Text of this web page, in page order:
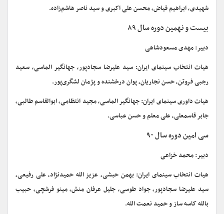
شهیدی، ابراهیم فیاض، محسن علی اکبری و سید ناصر هاشم‌زاده.
بیست و نهمین دوره سال ۸۹
دبیر: مهدی مسعودشاهی
هیات انتخاب سینمای ایران: سید علیرضا سجادپور، جهانگیر الماسی، سعید
رجبی فروتن، حسن نجاریان، پوان درخشنده و پژمان لشگری‌پور.
هیات داوری سینمای ایران: جهانگیر الماسی، مجید انتظامی، ابوالقاسم طالبی،
جابر قاسمعلی، علی معلم و حسن عباسی.
سی امین دوره سال ۹۰
دبیر: محمد خزاعی
هیات انتخاب سینمای ایران: بهمن حبشی، عزیز الله حمیدنژاد، علی رفیعی،
سید علیرضا سجادپور، جواد طوسی، جلیل عرفان منش، مینو فرشچی، حبیب
بالله کاسه ساز و حمید نعمت الله.